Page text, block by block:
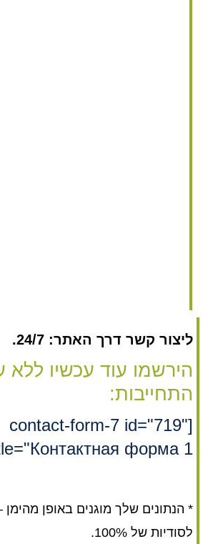
ליצור קשר דרך האתר: 24/7.
הירשמו עוד עכשיו ללא
התחייבות:
[contact-form-7 id="719"
форма 1"]
* הנתונים שלך מוגנים באופן מהימן
לסודיות של 100%.